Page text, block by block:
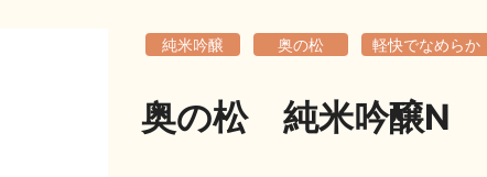
純米吟醸 奥の松 軽快でなめらか
奥の松 純米吟醸N